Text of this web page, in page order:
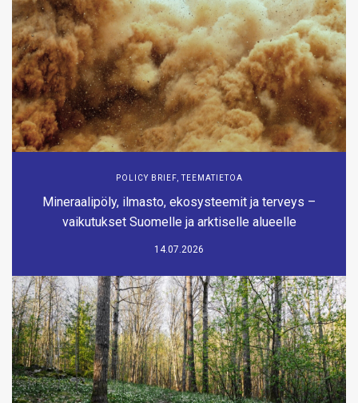
POLICY BRIEF,TEEMATIETOA
Mineraalipöly, ilmasto, ekosysteemit ja terveys –
vaikutukset Suomelle ja arktiselle alueelle
14.07.2026